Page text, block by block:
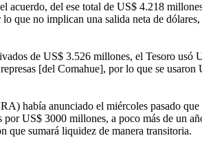
acuerdo, del ese total de US$ 4.218
que no implican una salida neta de
de US$ 3.526 millones, el Tesoro usó
[del Comahue], por lo que se
había anunciado el miércoles pasado que
por US$ 3000 millones, a poco más de un
que sumará liquidez de manera transitoria.